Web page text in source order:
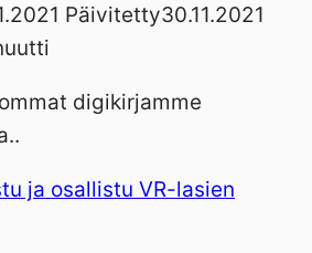
Päivitetty30.11.2021
digikirjamme
ja osallistu VR-lasien